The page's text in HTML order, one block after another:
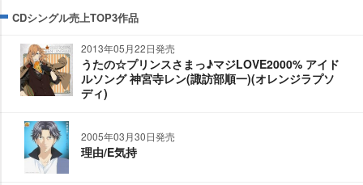
CDシングル売上TOP3作品
2013年05月22日発売
うたの☆プリンスさまっ♪マジLOVE2000% アイド
ルソング 神宮寺レン(諏訪部順一)(オレンジラプソ
ディ)
2005年03月30日発売
理由/E気持